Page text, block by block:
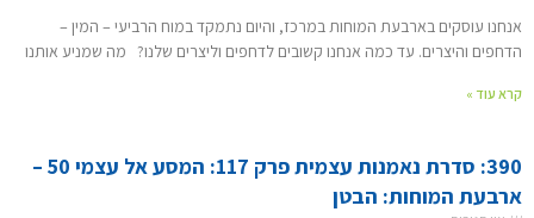
אנחנו עוסקים בארבעת המוחות במרכז, והיום נתמקד במוח הרביעי – המין –
הדחפים והיצרים. עד כמה אנחנו קשובים לדחפים וליצרים שלנו? מה שמניע אותנו
קרא עוד »
390: סדרת נאמנות עצמית פרק 117: המסע אל עצמי 50 –
ארבעת המוחות: הבטן